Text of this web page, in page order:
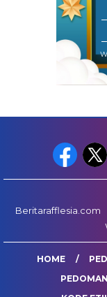
Beritarafflesia.com
HOME